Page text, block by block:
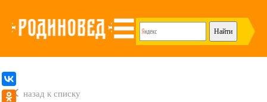
назад к списку